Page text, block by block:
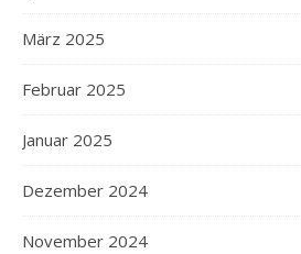
März 2025
Februar 2025
Januar 2025
Dezember 2024
November 2024